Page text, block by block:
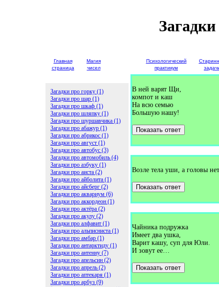
Главная
страница
Магия
чисел
Психологический
практикум
Загадки про горку (1)
Загадки про шар (1)
Загадки про шкаф (1)
Загадки про шляпку (1)
Загадки про шуршавчика (1)
Загадки про абажур (1)
Загадки про абрикос (1)
Загадки про август (1)
Загадки про автобус (3)
Загадки про автомобиль (4)
Загадки про азбуку (1)
Загадки про аиста (2)
Загадки про айболита (1)
Загадки про айсберг (2)
Загадки про аквариум (6)
Загадки про аккордеон (1)
Загадки про актёра (2)
Загадки про акулу (2)
Загадки про алфавит (1)
Загадки про альписниста (1)
Загадки про амбар (1)
Загадки про антарктиду (1)
Загадки про антенну (7)
Загадки про апельсин (2)
Загадки про апрель (2)
Загадки про аптекаря (1)
Загадки про арбуз (9)
В ней варят Щи,
компот и каш
На всю семью
Большую нашу!
Показать ответ
Возле тела уши, а головы
Показать ответ
Чайника подружка
Имеет два ушка,
Варит кашу, суп для Юли.
И зовут ее…
Показать ответ